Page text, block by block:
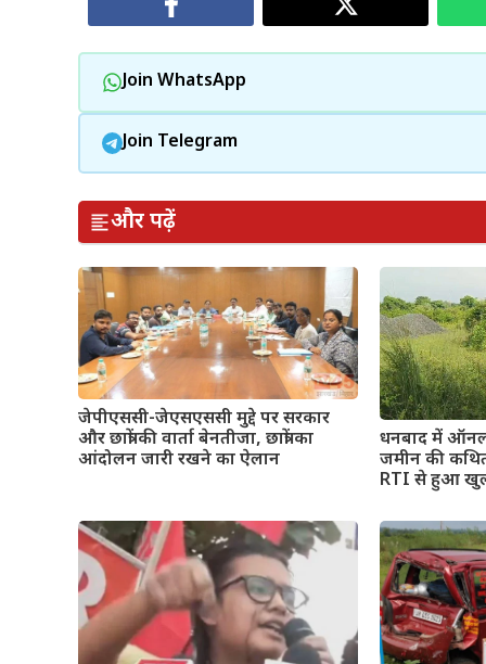
Join WhatsApp
Join Telegram
और पढ़ें
जेपीएससी-जेएसएससी मुद्दे पर सरकार
और छात्रों की वार्ता बेनतीजा, छात्रों का
आंदोलन जारी रखने का ऐलान
धनबाद में
जमीन की
RTI से हुआ